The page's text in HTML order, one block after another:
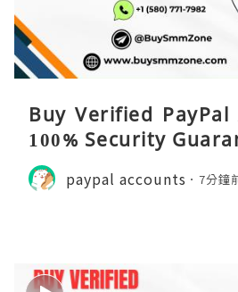
Buy Verified
100% Security
paypal accounts 7分鐘